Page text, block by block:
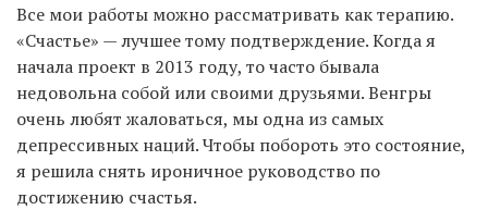
Все мои работы можно рассматривать как терапию.
«Счастье» — лучшее тому подтверждение. Когда я
начала проект в 2013 году, то часто бывала
недовольна собой или своими друзьями. Венгры
очень любят жаловаться, мы одна из самых
депрессивных наций. Чтобы побороть это состояние,
я решила снять ироничное руководство по
достижению счастья.